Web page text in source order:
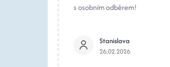
s osobním odběrem!
Stanislava
26.02.2026